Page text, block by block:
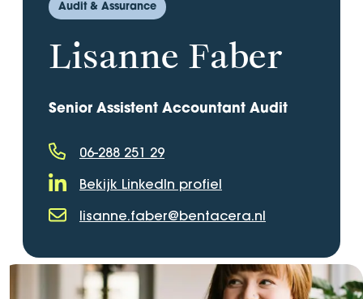
Audit & Assurance
Lisanne Faber
Senior Assistent Accountant Audit
Telefoonnummer
06-288 251 29
LinkedIn Profiel
Bekijk LinkedIn profiel
lisanne.faber@bentacera.nl